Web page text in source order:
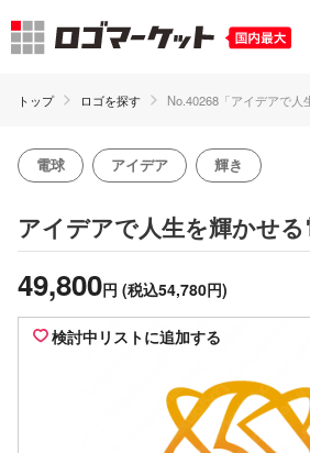
トップ ロゴを探す No.40268「アイデアで人
電球 アイデア 輝き
アイデアで人生を輝かせる
49,800円 (税込54,780円)
検討中リストに追加する